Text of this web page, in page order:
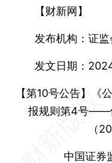
【财新网】
发布机构：证监
发文日期：2024
【第10号公告】《
报规则第4号——
（
中国证券